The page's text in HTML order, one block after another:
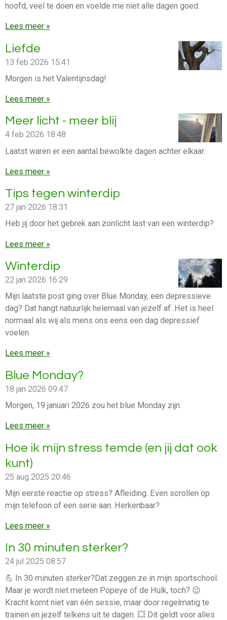
hoofd, veel te doen en voelde me niet alle dagen goed.
Lees meer »
Liefde
13 feb 2026 15:41
Morgen is het Valentijnsdag!
Lees meer »
Meer licht - meer blij
4 feb 2026 18:48
Laatst waren er een aantal bewolkte dagen achter elkaar.
Lees meer »
Tips tegen winterdip
27 jan 2026 18:31
Heb jij door het gebrek aan zonlicht last van een winterdip?
Lees meer »
Winterdip
22 jan 2026 16:29
Mijn laatste post ging over Blue Monday, een depressieve
dag? Dat hangt natuurlijk helemaal van jezelf af. Het is heel
normaal als wij als mens ons eens een dag depressief
voelen.
Lees meer »
Blue Monday?
18 jan 2026 09:47
Morgen, 19 januari 2026 zou het blue Monday zijn.
Lees meer »
Hoe ik mijn stress temde (en jij dat ook
kunt)
25 aug 2025 20:46
Mijn eerste reactie op stress? Afleiding. Even scrollen op
mijn telefoon of een serie aan. Herkenbaar?
Lees meer »
In 30 minuten sterker?
24 jul 2025 08:57
💪 In 30 minuten sterker?Dat zeggen ze in mijn sportschool.
Maar je wordt niet meteen Popeye of de Hulk, toch? 😉
Kracht komt niet van één sessie, maar door regelmatig te
trainen en jezelf telkens uit te dagen. 💥 Dit geldt voor alles